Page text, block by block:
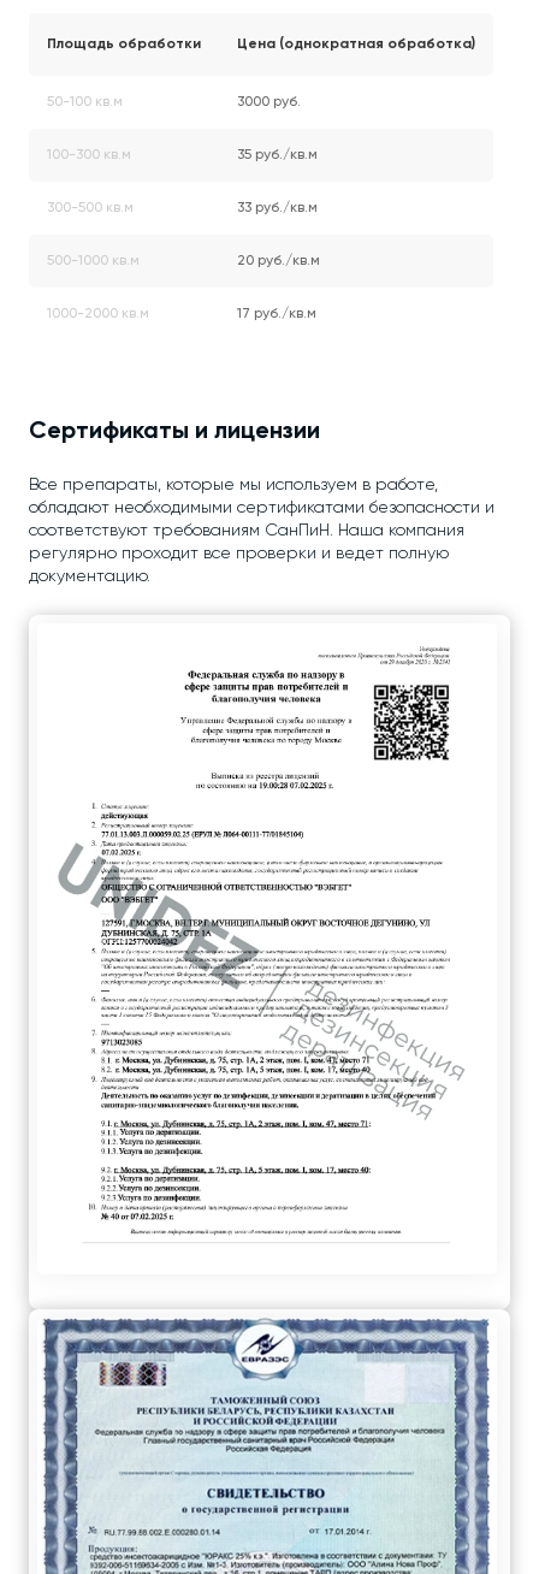
Площадь обработки Цена (однократная обработка)
50-100 кв.м 3000 руб.
100-300 кв.м 35 руб./кв.м
300-500 кв.м 33 руб./кв.м
500-1000 кв.м 20 руб./кв.м
1000-2000 кв.м 17 руб./кв.м
Сертификаты и лицензии
Все препараты, которые мы используем в работе,
обладают необходимыми сертификатами безопасности и
соответствуют требованиям СанПиН. Наша компания
регулярно проходит все проверки и ведет полную
документацию.